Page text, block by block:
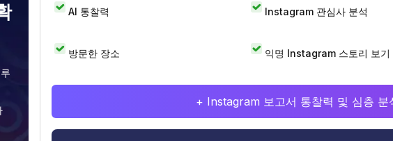
AI 통찰력 Instagram 관심사 분석
방문한 장소 익명 Instagram 스토리 보기
+ Instagram 보고서 통찰력 및 심층 분